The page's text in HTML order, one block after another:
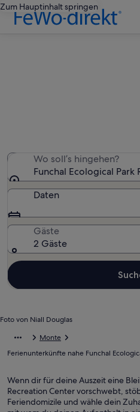
Zum Hauptinhalt springen
Foto von Niall Douglas
Wo soll’s hingehen?
Funchal Ecological
Daten
Gäste
2 Gäste
Monte
Ferienunterkünfte nahe Funchal
Wenn dir für deine Auszeit eine
Recreation Center vorschwebt,
Feriendomizile und wähle dein